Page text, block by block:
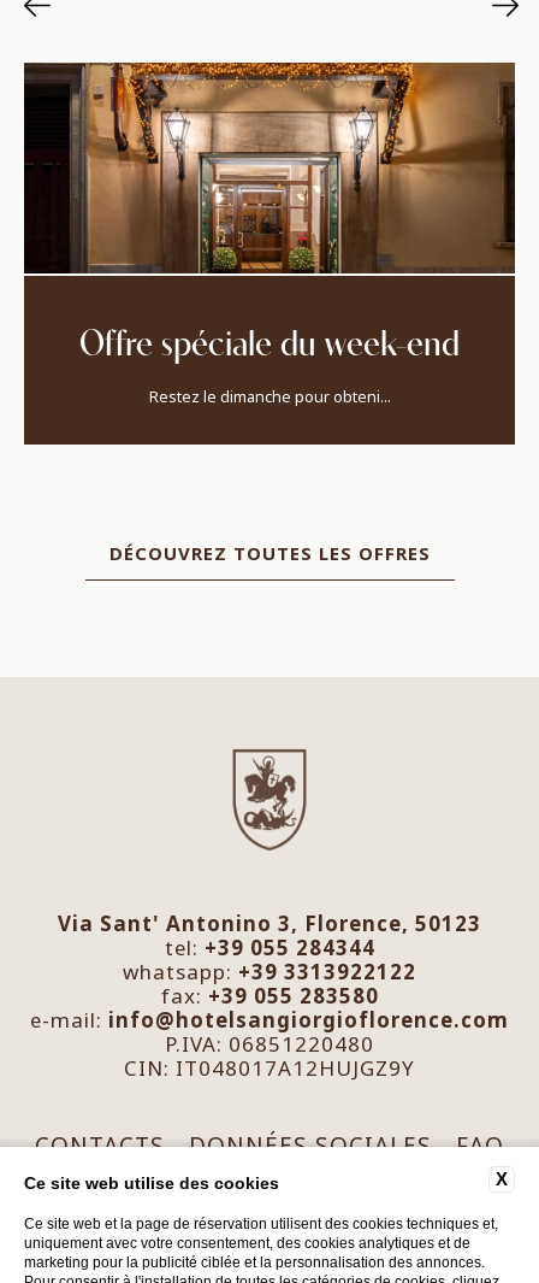
Offre spéciale du week-end
Restez le dimanche pour obteni...
DÉCOUVREZ TOUTES LES OFFRES
Via Sant' Antonino 3, Florence, 50123
tel: +39 055 284344
whatsapp: +39 3313922122
fax: +39 055 283580
e-mail: info@hotelsangiorgioflorence.com
P.IVA: 06851220480
CIN: IT048017A12HUJGZ9Y
CONTACTS DONNÉES SOCIALES
FAQ
PRIVACY
COOKIE X
Ce site web utilise des cookies
Ce site web et la page de réservation utilisent des cookies techniques et,
uniquement avec votre consentement, des cookies analytiques et de
marketing pour la publicité ciblée et la personnalisation des annonces.